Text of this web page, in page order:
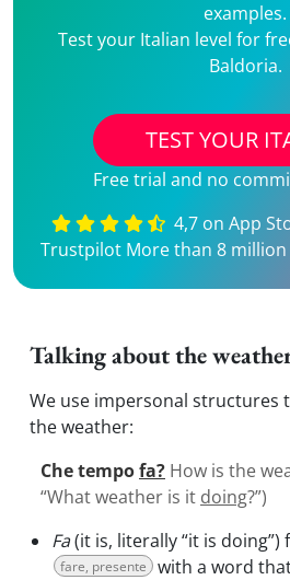
examples.
Test your Italian level for
Baldoria.
TEST YOUR
Free trial and no
4,7 on App
Trustpilot More than 8
Talking about the
We use impersonal structures
the weather:
Che tempofa? How is the
“What weather is it doing?”)
Fa(it is, literally “it is
fare, presente
with a word